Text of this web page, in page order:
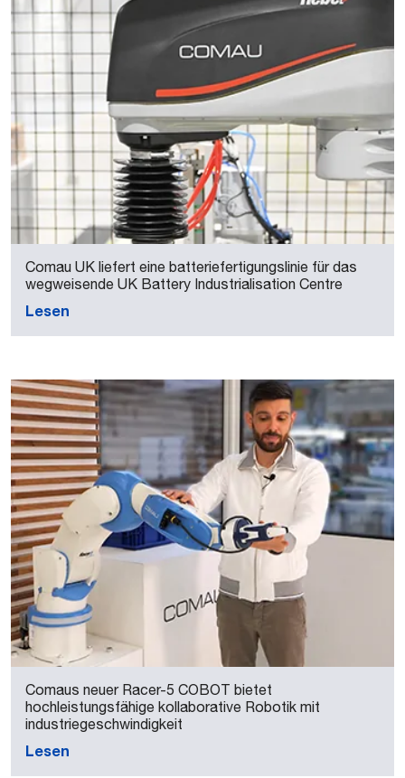
Comau UK liefert eine batteriefertigungslinie für das
wegweisende UK Battery Industrialisation Centre
Lesen
Comaus neuer Racer-5 COBOT bietet
hochleistungsfähige kollaborative Robotik mit
industriegeschwindigkeit
Lesen